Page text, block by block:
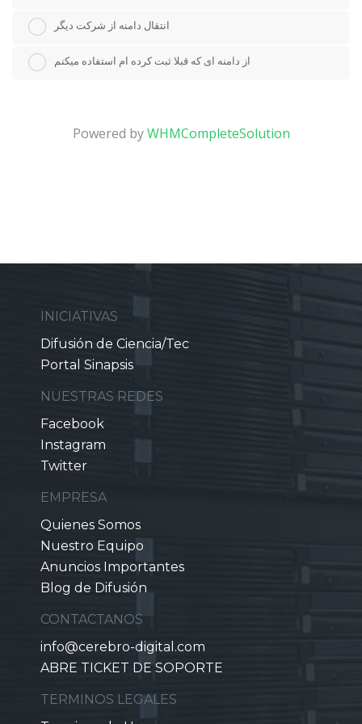
انتقال دامنه از شرکت دیگر
از دامنه ای که قبلا ثبت کرده ام استفاده میکنم
Powered byWHMCompleteSolution
INICIATIVAS
Difusión de Ciencia/Tec
Portal Sinapsis
NUESTRAS REDES
Facebook
Instagram
Twitter
EMPRESA
Quienes Somos
Nuestro Equipo
Anuncios Importantes
Blog de Difusión
CONTACTANOS
info@cerebro-digital.com
ABRE TICKET DE SOPORTE
TERMINOS LEGALES